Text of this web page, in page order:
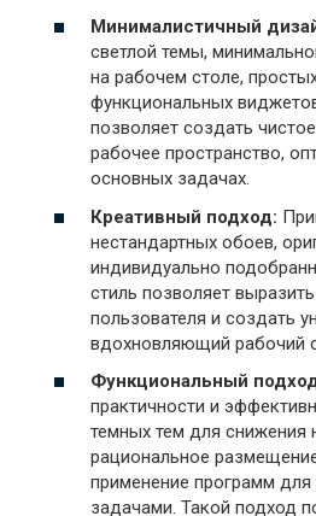
Минималистичный
светлой темы,
на рабочем столе,
функциональных
позволяет создать
рабочее пространство,
основных задачах.
Креативный подход:
нестандартных обоев,
индивидуально
стиль позволяет
пользователя и создать
вдохновляющий рабочий
Функциональный
практичности и
темных тем для снижения
рациональное
применение программ для
задачами. Такой подход